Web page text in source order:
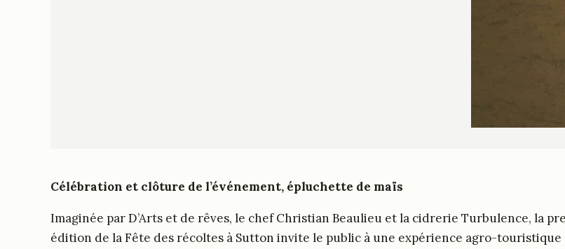
Célébration et clôture de l’événement, épluchette de maïs
Imaginée par D’Arts et de rêves, le chef Christian Beaulieu et la cidrerie Turbulence, la
édition de la Fête des récoltes à Sutton invite le public à une expérience agro-touristique